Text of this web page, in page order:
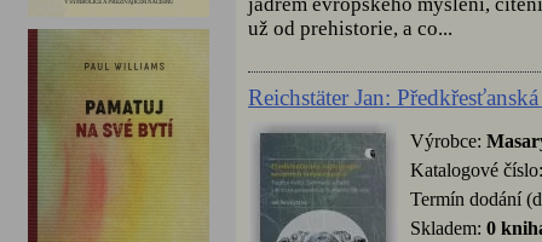
už od prehistorie, a co...
Reichstäter Jan:
Výrobce:
Katalogové
Termín dodání
Skladem: 0